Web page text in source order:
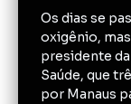
Os dias se
oxigênio,
presidente
Saúde, que
por Manaus